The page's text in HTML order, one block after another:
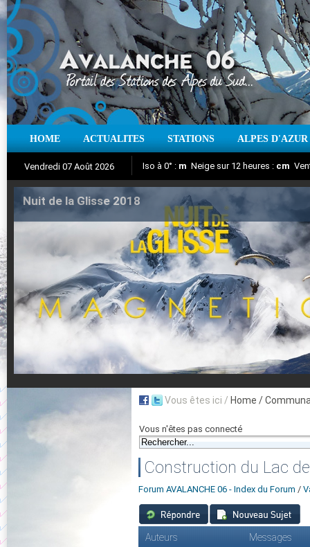
HOME ACTUALITES STATIONS ALPES D'AZUR
Vendredi 07 Août 2026
Aujourd'hui : T° Min : °C T° Max :°C
Iso à 0° : m Neige sur 12 heures : cm
Suivez en direct l'actualité des stations
Nuit de la Glisse 2018
Vous êtes ici / Home /
Vous n'êtes pas connecté
Construction du Lac
Forum AVALANCHE 06 - Index du Forum /
Auteurs Messages